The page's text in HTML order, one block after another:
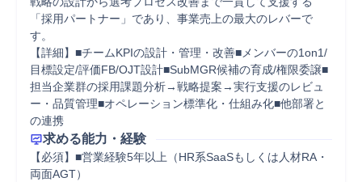
「採用パートナー」であり、事業売上の最大のレバーで
す。
【詳細】■チームKPIの設計・管理・改善■メンバーの1on1/
目標設定/評価FB/OJT設計■SubMGR候補の育成/権限委譲■
担当企業群の採用課題分析→戦略提案→実行支援のレビュ
ー・品質管理■オペレーション標準化・仕組み化■他部署と
の連携
求める能力・経験
【必須】■営業経験5年以上（HR系SaaSもしくは人材RA・
両面AGT）